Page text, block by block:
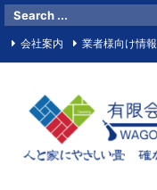
会社案内 業者様向け情報
Facebook RSS